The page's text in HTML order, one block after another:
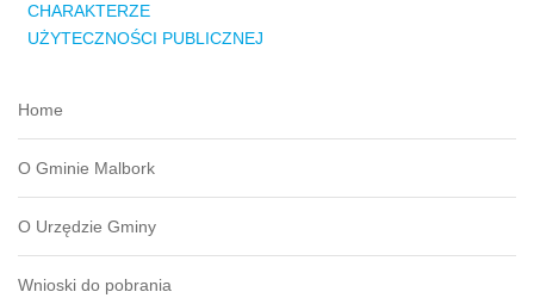
CHARAKTERZE
UŻYTECZNOŚCI PUBLICZNEJ
Home
O Gminie Malbork
O Urzędzie Gminy
Wnioski do pobrania